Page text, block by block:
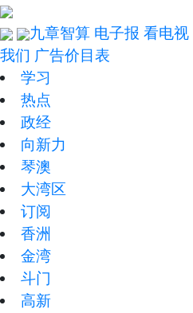
九章智算 电子报 看电视
我们 广告价目表
学习
热点
政经
向新力
琴澳
大湾区
订阅
香洲
金湾
斗门
高新